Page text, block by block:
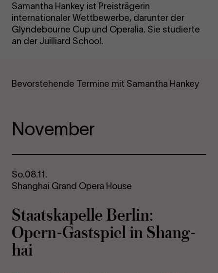
Samantha Hankey ist Preisträgerin
internationaler Wettbewerbe, darunter der
Glyndebourne Cup und Operalia. Sie studierte
an der Juilliard School.
Bevorstehende Termine mit Samantha Hankey
November
So.08.11.
Shanghai Grand Opera House
Staats­ka­pel­le Ber­lin:
Opern-​Gastspiel in Shang­
hai